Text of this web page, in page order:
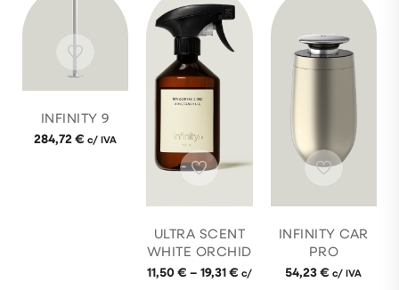
INFINITY 9
284,72€ c/ IVA
ULTRA SCENT
WHITE ORCHID
11,50€ – 19,31€ c/
INFINITY CAR
PRO
54,23€ c/ IVA